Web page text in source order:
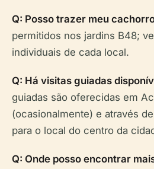
Q: Posso trazer meu
permitidos nos jardins B48;
individuais de cada local.
Q: Há visitas guiadas
guiadas são oferecidas em
(ocasionalmente) e através
para o local do centro da
Q: Onde posso encontrar